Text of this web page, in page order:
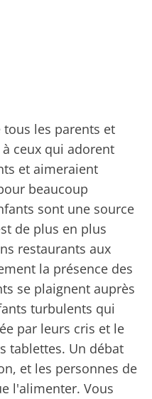
les parents et
ceux qui adorent
et aimeraient
beaucoup
sont une source
de plus en plus
restaurants aux
la présence des
se plaignent auprès
turbulents qui
par leurs cris et le
tablettes. Un débat
et les personnes de
l'alimenter. Vous